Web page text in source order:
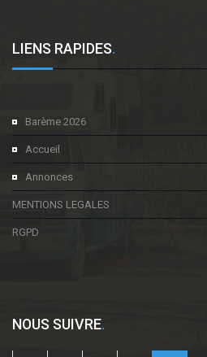
LIENS RAPIDES.
Barème 2026
Accueil
Annonces
MENTIONS LEGALES
RGPD
NOUS SUIVRE.